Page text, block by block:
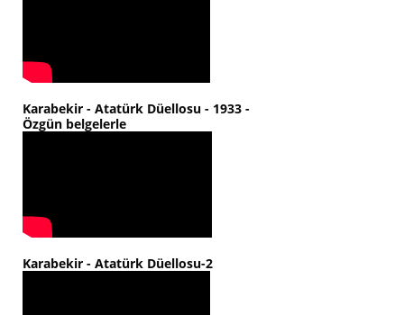
Karabekir - Atatürk Düellosu - 1933 -
Özgün belgelerle
Karabekir - Atatürk Düellosu-2